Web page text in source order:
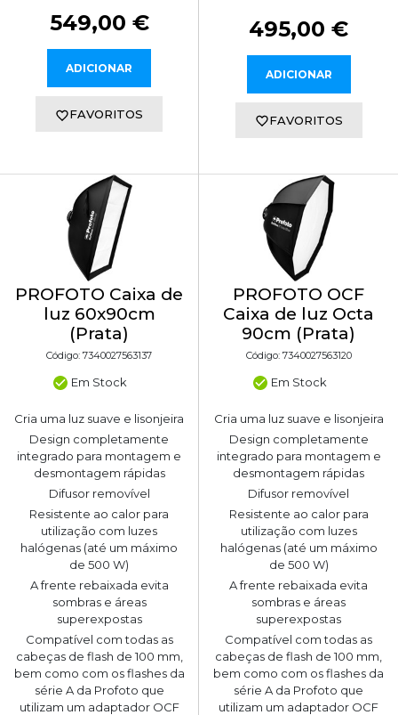
549,00 €
ADICIONAR
FAVORITOS
495,00 €
ADICIONAR
FAVORITOS
PROFOTO Caixa de
luz 60x90cm
(Prata)
Código: 7340027563137
Em Stock
Cria uma luz suave e lisonjeira
Design completamente
integrado para montagem e
desmontagem rápidas
Difusor removível
Resistente ao calor para
utilização com luzes
halógenas (até um máximo
de 500 W)
A frente rebaixada evita
sombras e áreas
superexpostas
Compatível com todas as
cabeças de flash de 100 mm,
bem como com os flashes da
série A da Profoto que
utilizam um adaptador OCF
PROFOTO OCF
Caixa de luz Octa
90cm (Prata)
Código: 7340027563120
Em Stock
Cria uma luz suave e lisonjeira
Design completamente
integrado para montagem e
desmontagem rápidas
Difusor removível
Resistente ao calor para
utilização com luzes
halógenas (até um máximo
de 500 W)
A frente rebaixada evita
sombras e áreas
superexpostas
Compatível com todas as
cabeças de flash de 100 mm,
bem como com os flashes da
série A da Profoto que
utilizam um adaptador OCF